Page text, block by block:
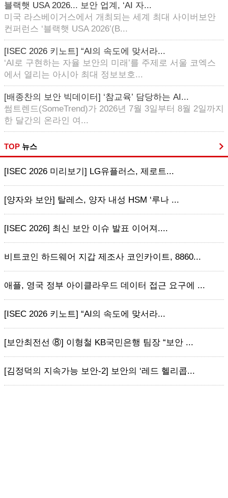
블랙햇 USA 2026... 보안 업계, ‘AI 자...
미국 라스베이거스에서 개최되는 세계 최대 사이버보안
컨퍼런스 ‘블랙햇 USA 2026’(B...
[ISEC 2026 키노트] “AI의 속도에 맞서라...
‘AI로 구현하는 자율 보안의 미래’를 주제로 서울 코엑스
에서 열리는 아시아 최대 정보보호...
[배종찬의 보안 빅데이터] ‘참교육’ 담당하는 AI...
썸트렌드(SomeTrend)가 2026년 7월 3일부터 8월 2일까지
한 달간의 온라인 여...
TOP 뉴스
[ISEC 2026 미리보기] LG유플러스, 제로트...
[양자와 보안] 탈레스, 양자 내성 HSM ‘루나 ...
[ISEC 2026] 최신 보안 이슈 발표 이어져....
비트코인 하드웨어 지갑 제조사 코인카이트, 8860...
애플, 영국 정부 아이클라우드 데이터 접근 요구에 ...
[ISEC 2026 키노트] “AI의 속도에 맞서라...
[보안최전선 ⑧] 이형철 KB국민은행 팀장 “보안 ...
[김정덕의 지속가능 보안-2] 보안의 ‘레드 헬리콥...